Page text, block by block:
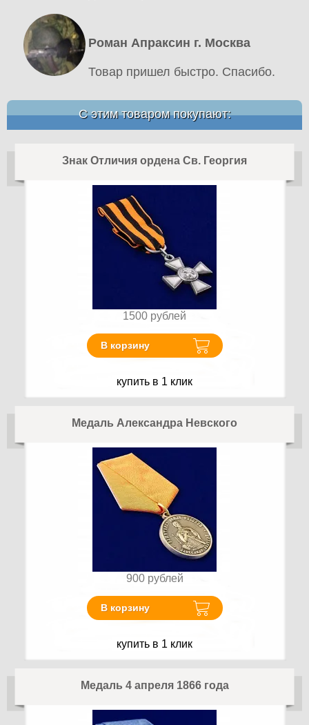
Роман Апраксин г. Москва
Товар пришел быстро. Спасибо.
С этим товаром покупают:
Знак Отличия ордена Св. Георгия
1500 рублей
В корзину
купить в 1 клик
Медаль Александра Невского
900 рублей
В корзину
купить в 1 клик
Медаль 4 апреля 1866 года